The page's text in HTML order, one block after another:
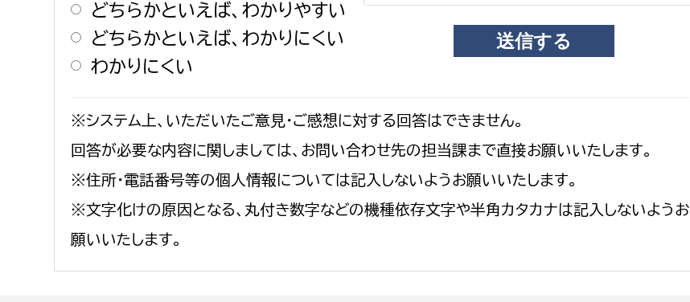
どちらかといえば、わかりやすい
どちらかといえば、わかりにくい
わかりにくい
※システム上、いただいたご意見・ご感想に対する回答はできません。
回答が必要な内容に関しましては、お問い合わせ先の担当課まで直接お願いいたします。
※住所・電話番号等の個人情報については記入しないようお願いいたします。
※文字化けの原因となる、丸付き数字などの機種依存文字や半角カタカナは記入しないようお
願いいたします。